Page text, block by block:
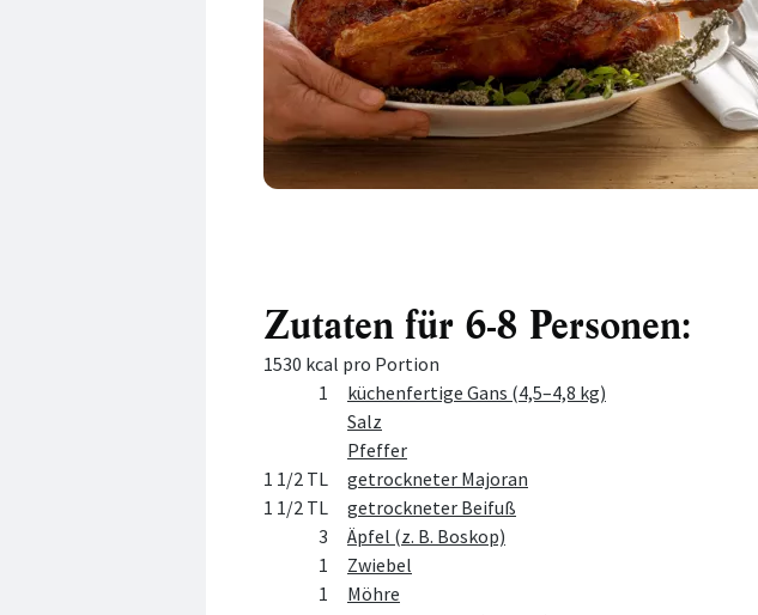
Zutaten für 6-8 Personen:
1530 kcal pro Portion
Zutat
1
küchenfertige Gans (4,5–4,8 kg)
Salz
Pfeffer
1 1/2 TL
getrockneter Majoran
1 1/2 TL
getrockneter Beifuß
3
Äpfel (z. B. Boskop)
1
Zwiebel
1
Möhre